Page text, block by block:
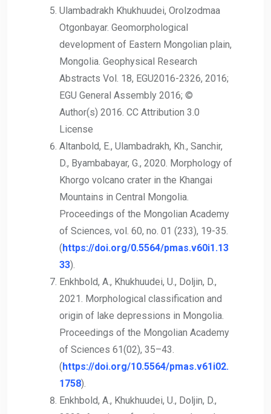
Ulambadrakh Khukhuudei, Orolzodmaa
Otgonbayar. Geomorphological
development of Eastern Mongolian plain,
Mongolia. Geophysical Research
Abstracts Vol. 18, EGU2016-2326, 2016;
EGU General Assembly 2016; ©
Author(s) 2016. CC Attribution 3.0
License
Altanbold, E., Ulambadrakh, Kh., Sanchir,
D., Byambabayar, G., 2020. Morphology of
Khorgo volcano crater in the Khangai
Mountains in Central Mongolia.
Proceedings of the Mongolian Academy
of Sciences, vol. 60, no. 01 (233), 19-35.
(https://doi.org/0.5564/pmas.v60i1.13
33).
Enkhbold, A., Khukhuudei, U., Doljin, D.,
2021. Morphological classification and
origin of lake depressions in Mongolia.
Proceedings of the Mongolian Academy
of Sciences 61(02), 35–43.
(https://doi.org/10.5564/pmas.v61i02.
1758).
Enkhbold, A., Khukhuudei, U., Doljin, D.,